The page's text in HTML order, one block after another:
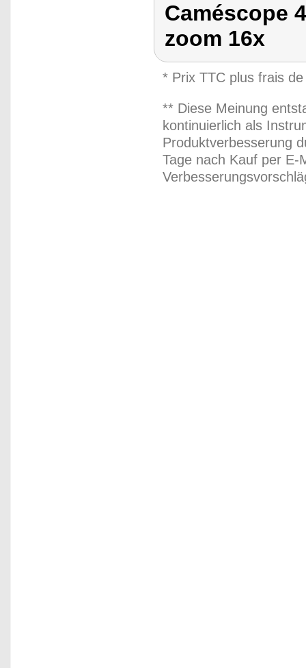
Caméscope
zoom 16x
* Prix TTC plus frais
** Diese Meinung
kontinuierlich als
Produktverbesserung
Tage nach Kauf per E-